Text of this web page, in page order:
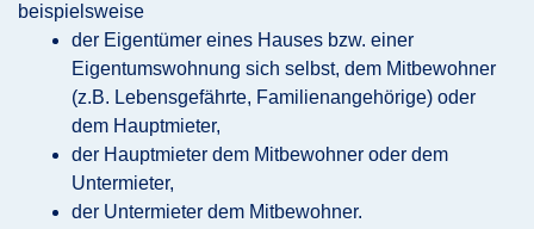
beispielsweise
der Eigentümer eines Hauses bzw. einer
Eigentumswohnung sich selbst, dem Mitbewohner
(z.B. Lebensgefährte, Familienangehörige) oder
dem Hauptmieter,
der Hauptmieter dem Mitbewohner oder dem
Untermieter,
der Untermieter dem Mitbewohner.